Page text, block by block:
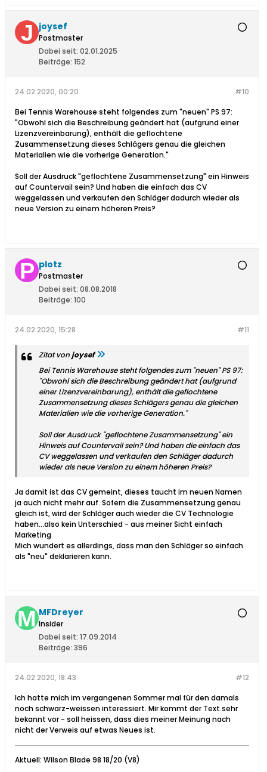
joysef
Postmaster
Dabei seit: 02.01.2025
Beiträge: 152
#10
24.02.2020, 00:20
Bei Tennis Warehouse steht folgendes zum "neuen" PS 97:
"Obwohl sich die Beschreibung geändert hat (aufgrund einer
Lizenzvereinbarung), enthält die geflochtene
Zusammensetzung dieses Schlägers genau die gleichen
Materialien wie die vorherige Generation."
Soll der Ausdruck "geflochtene Zusammensetzung" ein Hinweis
auf Countervail sein? Und haben die einfach das CV
weggelassen und verkaufen den Schläger dadurch wieder als
neue Version zu einem höheren Preis?
plotz
Postmaster
Dabei seit: 08.08.2018
Beiträge: 100
#11
24.02.2020, 15:28
Zitat vonjoysef
Bei Tennis Warehouse steht folgendes zum "neuen" PS 97:
"Obwohl sich die Beschreibung geändert hat (aufgrund
einer Lizenzvereinbarung), enthält die geflochtene
Zusammensetzung dieses Schlägers genau die gleichen
Materialien wie die vorherige Generation."
Soll der Ausdruck "geflochtene Zusammensetzung" ein
Hinweis auf Countervail sein? Und haben die einfach das
CV weggelassen und verkaufen den Schläger dadurch
wieder als neue Version zu einem höheren Preis?
Ja damit ist das CV gemeint, dieses taucht im neuen Namen
ja auch nicht mehr auf. Sofern die Zusammensetzung genau
gleich ist, wird der Schläger auch wieder die CV Technologie
haben...also kein Unterschied - aus meiner Sicht einfach
Marketing
Mich wundert es allerdings, dass man den Schläger so einfach
als "neu" deklarieren kann.
MFDreyer
Insider
Dabei seit: 17.09.2014
Beiträge: 396
#12
24.02.2020, 18:43
Ich hatte mich im vergangenen Sommer mal für den damals
noch schwarz-weissen interessiert. Mir kommt der Text sehr
bekannt vor - soll heissen, dass dies meiner Meinung nach
nicht der Verweis auf etwas Neues ist.
Aktuell: Wilson Blade 98 18/20 (V8)